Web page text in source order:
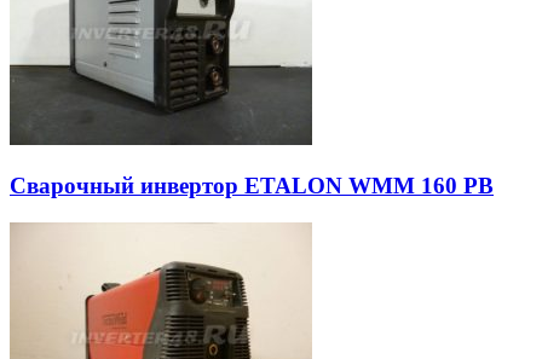
Сварочный инвертор ETALON WMM 160 PB